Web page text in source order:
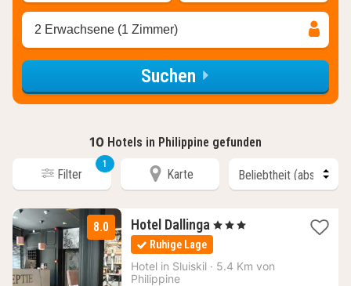
2 Erwachsene (1 Zimmer)
Suchen
10 Hotels in Philippine gefunden
Filter
1
Karte
8.0 Hotel Dallinga 1
Nacht
ab
155
, 3 Sterne
Ruhige Lage
Hotel in Sluiskil · 5.4 Km von
Philippine